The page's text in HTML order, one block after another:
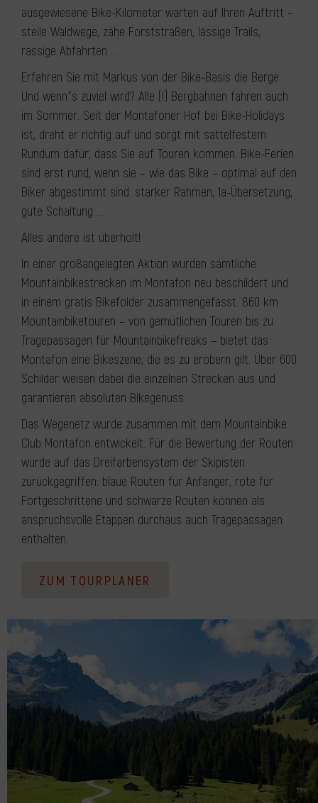
ausgewiesene Bike-Kilometer warten auf Ihren Auftritt –
steile Waldwege, zähe Forststraßen, lässige Trails,
rassige Abfahrten …
Erfahren Sie mit Markus von der Bike-Basis die Berge.
Und wenn´s zuviel wird? Alle (!) Bergbahnen fahren auch
im Sommer. Seit der Montafoner Hof bei Bike-Holidays
ist, dreht er richtig auf und sorgt mit sattelfestem
Rundum dafür, dass Sie auf Touren kommen. Bike-Ferien
sind erst rund, wenn sie – wie das Bike – optimal auf den
Biker abgestimmt sind: starker Rahmen, 1a-Übersetzung,
gute Schaltung …
Alles andere ist überholt!
In einer großangelegten Aktion wurden sämtliche
Mountainbikestrecken im Montafon neu beschildert und
in einem gratis Bikefolder zusammengefasst. 860 km
Mountainbiketouren – von gemütlichen Touren bis zu
Tragepassagen für Mountainbikefreaks – bietet das
Montafon eine Bikeszene, die es zu erobern gilt. Über 600
Schilder weisen dabei die einzelnen Strecken aus und
garantieren absoluten Bikegenuss.
Das Wegenetz wurde zusammen mit dem Mountainbike
Club Montafon entwickelt. Für die Bewertung der Routen
wurde auf das Dreifarbensystem der Skipisten
zurückgegriffen: blaue Routen für Anfänger, rote für
Fortgeschrittene und schwarze Routen können als
anspruchsvolle Etappen durchaus auch Tragepassagen
enthalten.
ZUM TOURPLANER